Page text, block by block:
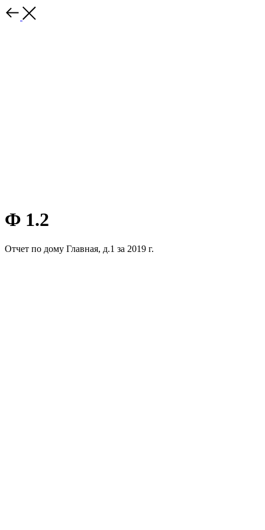
Ф 1.2
Отчет по дому Главная, д.1 за 2019 г.